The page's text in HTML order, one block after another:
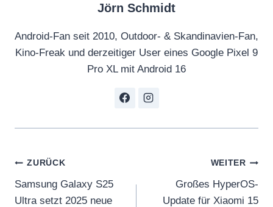
Jörn Schmidt
Android-Fan seit 2010, Outdoor- & Skandinavien-Fan,
Kino-Freak und derzeitiger User eines Google Pixel 9
Pro XL mit Android 16
Beitragsnavigation
ZURÜCK
Samsung Galaxy S25
Ultra setzt 2025 neue
WEITER
Großes HyperOS-
Update für Xiaomi 15